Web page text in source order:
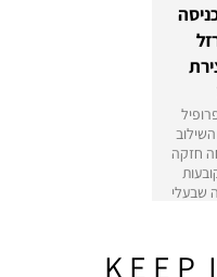
חזקה
שבעלי
K E E P